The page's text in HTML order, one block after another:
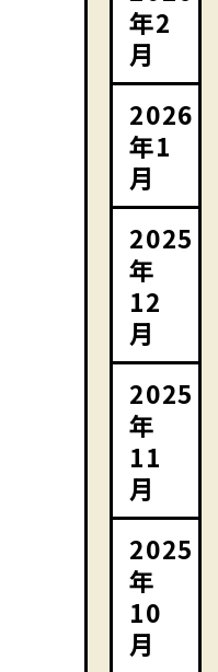
年2
月
2026
年1
月
2025
年
12
月
2025
年
11
月
2025
年
10
月